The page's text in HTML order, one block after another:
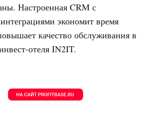
Настроенная CRM с
экономит время
качество обслуживания в
отеля IN2IT.